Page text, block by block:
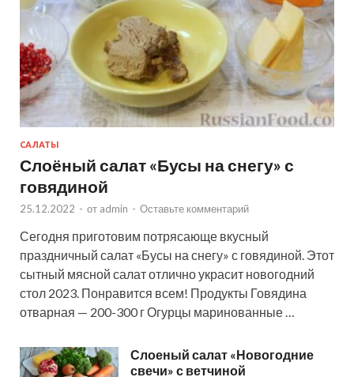
САЛАТЫ
Слоёный салат «Бусы на снегу» с
говядиной
25.12.2022 - от admin - Оставьте комментарий
Сегодня приготовим потрясающе вкусный
праздничный салат «Бусы на снегу» с говядиной. Этот
сытный мясной салат отлично украсит новогодний
стол 2023. Понравится всем! Продукты Говядина
отварная — 200-300 г Огурцы маринованные …
Слоеный салат «Новогодние
свечи» с ветчиной